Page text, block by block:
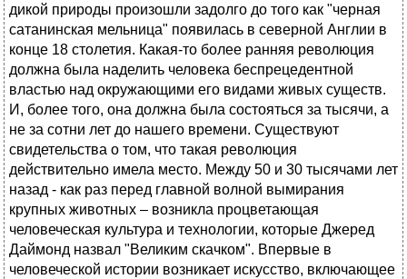
дикой природы произошли задолго до того как "черная
сатанинская мельница" появилась в северной Англии в
конце 18 столетия. Какая-то более ранняя революция
должна была наделить человека беспрецедентной
властью над окружающими его видами живых существ.
И, более того, она должна была состояться за тысячи, а
не за сотни лет до нашего времени. Существуют
свидетельства о том, что такая революция
действительно имела место. Между 50 и 30 тысячами лет
назад - как раз перед главной волной вымирания
крупных животных – возникла процветающая
человеческая культура и технологии, которые Джеред
Даймонд назвал "Великим скачком". Впервые в
человеческой истории возникает искусство, включающее